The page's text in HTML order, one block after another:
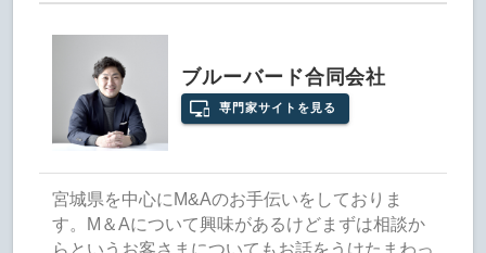
ブルーバード合同会社
専門家サイトを見る
宮城県を中心にM&Aのお手伝いをしておりま
す。M＆Aについて興味があるけどまずは相談か
らというお客さまについてもお話をうけたまわっ